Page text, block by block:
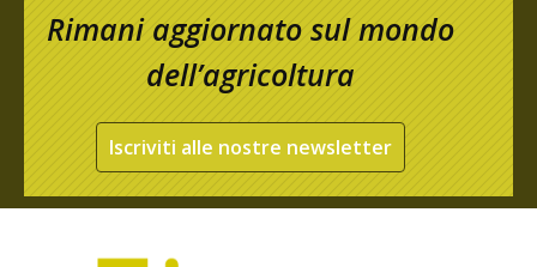
Rimani aggiornato sul mondo
dell’agricoltura
Iscriviti alle nostre newsletter